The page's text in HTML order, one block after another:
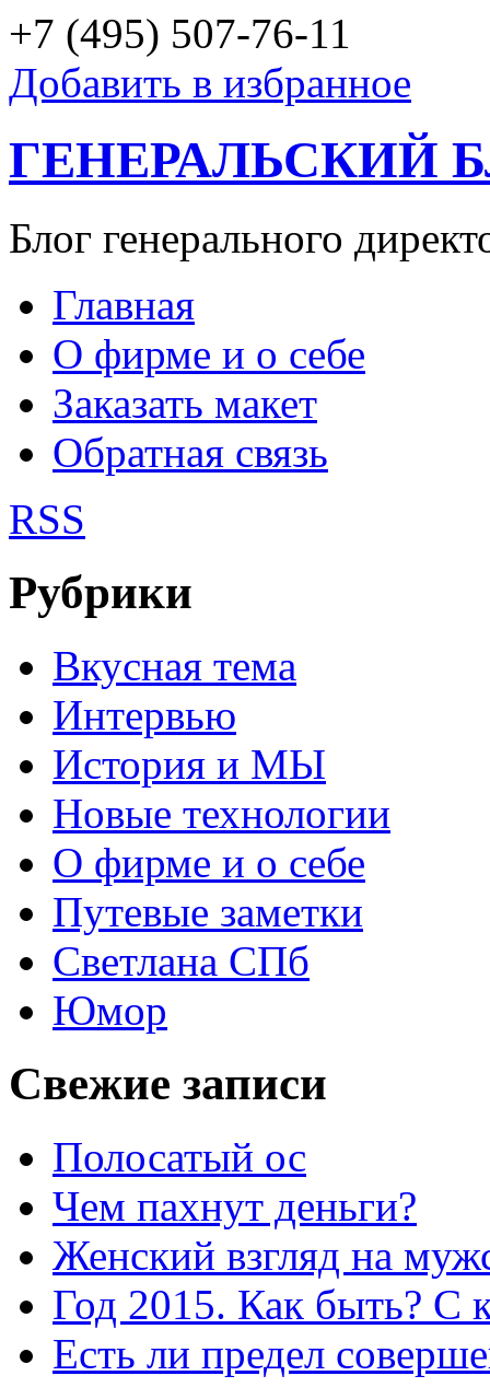
+7 (495) 507-76-11
Добавить в избранное
ГЕНЕРАЛЬСКИЙ
Блог генерального
Главная
О фирме и о себе
Заказать макет
Обратная связь
RSS
Рубрики
Вкусная тема
Интервью
История и МЫ
Новые технологии
О фирме и о себе
Путевые заметки
Светлана СПб
Юмор
Свежие записи
Полосатый ос
Чем пахнут деньги?
Женский взгляд на
Год 2015. Как быть? С
Есть ли предел